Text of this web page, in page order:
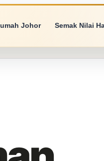
Johor Semak Nilai